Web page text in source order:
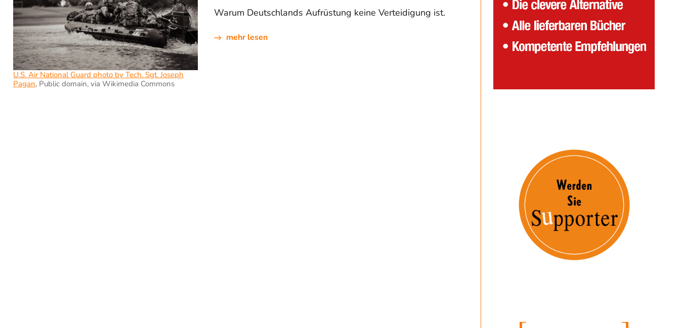
U.S. Air National Guard photo by Tech. Sgt. Joseph
Pagan, Public domain, via Wikimedia Commons
Warum Deutschlands Aufrüstung keine Verteidigung ist.
mehr lesen